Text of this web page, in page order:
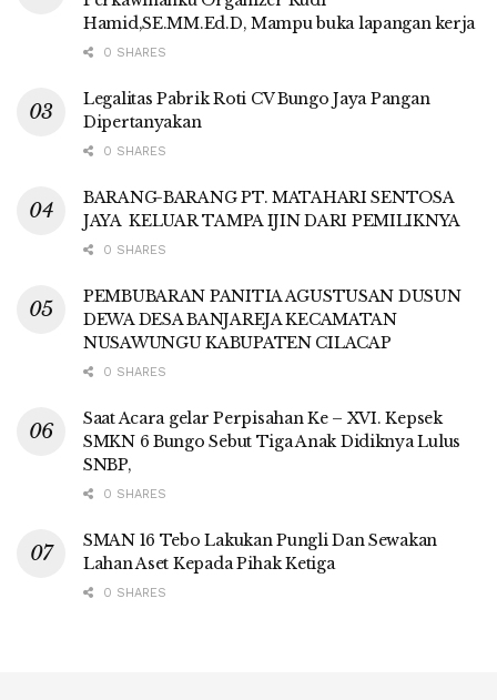
Hamid,SE.MM.Ed.D, Mampu buka lapangan kerja
0 SHARES
Legalitas Pabrik Roti CV Bungo Jaya Pangan
Dipertanyakan
0 SHARES
BARANG-BARANG PT. MATAHARI SENTOSA
JAYA KELUAR TAMPA IJIN DARI PEMILIKNYA
0 SHARES
PEMBUBARAN PANITIA AGUSTUSAN DUSUN
DEWA DESA BANJAREJA KECAMATAN
NUSAWUNGU KABUPATEN CILACAP
0 SHARES
Saat Acara gelar Perpisahan Ke – XVI. Kepsek
SMKN 6 Bungo Sebut Tiga Anak Didiknya Lulus
SNBP,
0 SHARES
SMAN 16 Tebo Lakukan Pungli Dan Sewakan
Lahan Aset Kepada Pihak Ketiga
0 SHARES